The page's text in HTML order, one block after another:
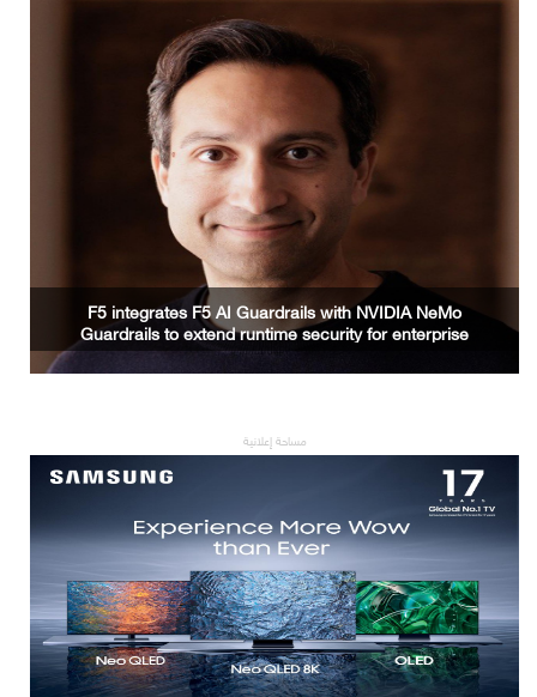
F5 integrates F5 AI Guardrails with NVIDIA NeMo
Guardrails to extend runtime security for enterprise
AI applications
مساحة إعلانية